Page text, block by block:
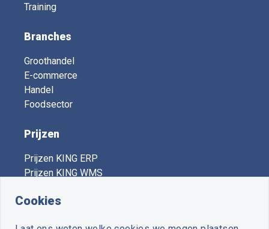
Training
Branches
Groothandel
E-commerce
Handel
Foodsector
Prijzen
Prijzen KING ERP
Prijzen KING WMS
KING Expert Centers
Cookies